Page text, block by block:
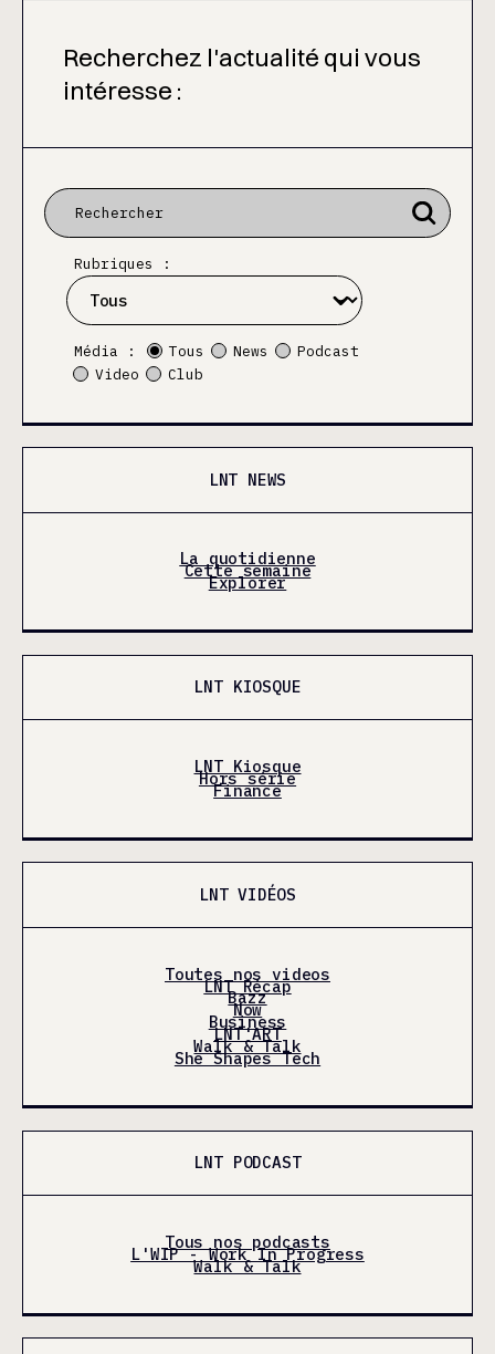
Recherchez l'actualité qui vous
intéresse :
Rubriques :
Média : Tous News
Podcast
Video
Club
LNT NEWS
La quotidienne
Cette semaine
Explorer
LNT KIOSQUE
LNT Kiosque
Hors série
Finance
LNT VIDÉOS
Toutes nos videos
LNT Récap
Bazz
Now
Business
LNT'ART
Walk & Talk
She Shapes Tech
LNT PODCAST
Tous nos podcasts
L'WIP - Work In Progress
Walk & Talk